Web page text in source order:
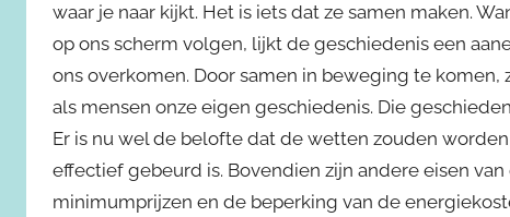
waar je naar kijkt. Het is iets dat ze samen maken.
op ons scherm volgen, lijkt de geschiedenis een
ons overkomen. Door samen in beweging te
als mensen onze eigen geschiedenis. Die
Er is nu wel de belofte dat de wetten zouden
effectief gebeurd is. Bovendien zijn andere eisen
minimumprijzen en de beperking van de